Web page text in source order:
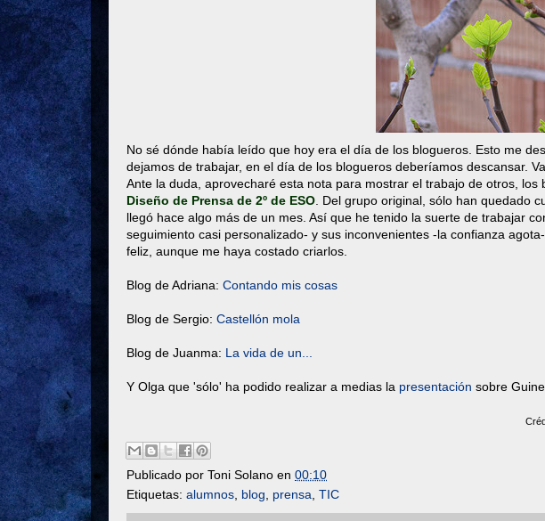
No sé dónde había leído que hoy era el día de los blogueros. Esto me
dejamos de trabajar, en el día de los blogueros deberíamos descansar.
Ante la duda, aprovecharé esta nota para mostrar el trabajo de otros, los
Diseño de Prensa de 2º de ESO . Del grupo original, sólo han quedado
llegó hace algo más de un mes. Así que he tenido la suerte de trabajar
seguimiento casi personalizado- y sus inconvenientes -la confianza
feliz, aunque me haya costado criarlos.
Blog de Adriana: Contando mis cosas
Blog de Sergio: Castellón mola
Blog de Juanma: La vida de un...
Y Olga que 'sólo' ha podido realizar a medias la presentación sobre
Publicado por Toni Solano en 00:10
Etiquetas: alumnos blog prensa TIC